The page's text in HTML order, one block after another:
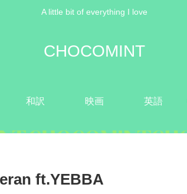
A little bit of everything I love
CHOCOMINT
和訳 映画 英語
ft.YEBBA